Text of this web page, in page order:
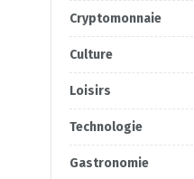
Cryptomonnaie
Culture
Loisirs
Technologie
Gastronomie